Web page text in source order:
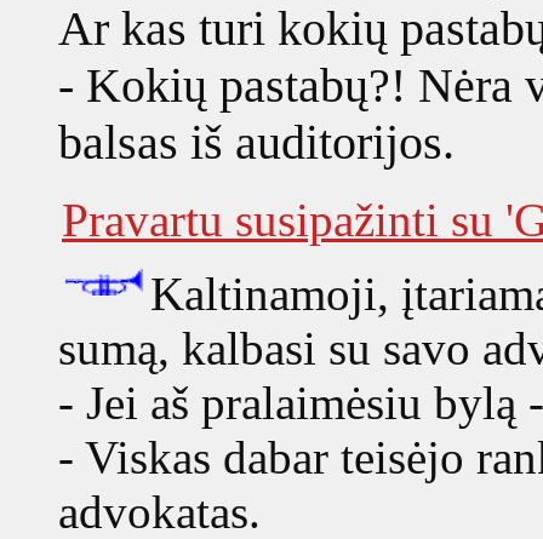
Ar kas turi kokių
- Kokių pastabų?! Nėra
balsas iš auditorijos.
Pravartu susipažinti su
Kaltinamoji,
sumą, kalbasi su savo
- Jei aš pralaimėsiu bylą
- Viskas dabar teisėjo
advokatas.